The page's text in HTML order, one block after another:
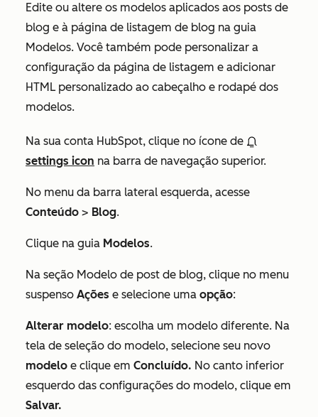
Edite ou altere os modelos aplicados aos posts de
blog e à página de listagem de blog na guia
Modelos. Você também pode personalizar a
configuração da página de listagem e adicionar
HTML personalizado ao cabeçalho e rodapé dos
modelos.
Na sua conta HubSpot, clique no ícone de
settings icon na barra de navegação superior.
No menu da barra lateral esquerda, acesse
Conteúdo > Blog.
Clique na guia Modelos.
Na seção Modelo de post de blog, clique no menu
suspenso Ações e selecione uma opção:
Alterar modelo: escolha um modelo diferente. Na
tela de seleção do modelo, selecione seu novo
modelo e clique em Concluído. No canto inferior
esquerdo das configurações do modelo, clique em
Salvar.